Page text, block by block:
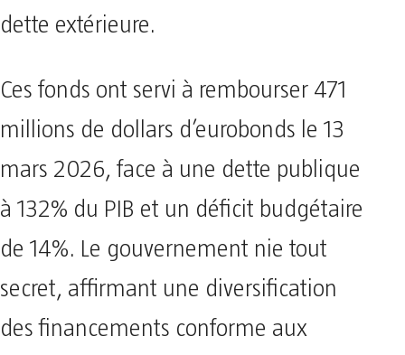
dette extérieure.
Ces fonds ont servi à rembourser 471
millions de dollars d’eurobonds le 13
mars 2026, face à une dette publique
à 132% du PIB et un déficit budgétaire
de 14%. Le gouvernement nie tout
secret, affirmant une diversification
des financements conforme aux